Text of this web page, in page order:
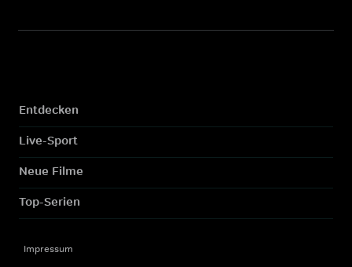
Entdecken
Live-Sport
Neue Filme
Top-Serien
Impressum